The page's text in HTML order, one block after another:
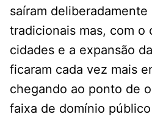
saíram
tradicionais mas, com o
cidades e a expansão
ficaram cada vez mais
chegando ao ponto de
faixa de domínio